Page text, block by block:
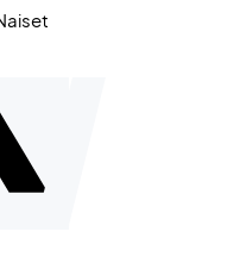
on 100-prosenttisesti
ja useimmille
yhdistää hameen